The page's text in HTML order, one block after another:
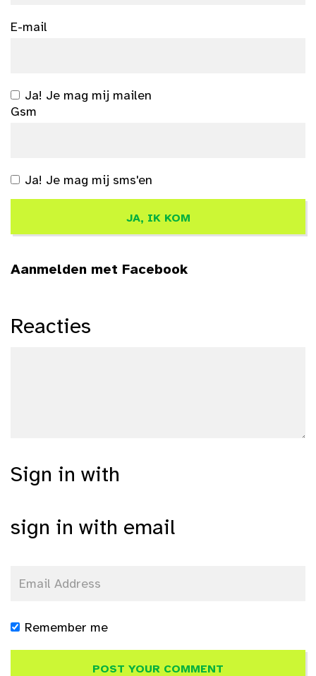
E-mail
Ja! Je mag mij mailen
Gsm
Ja! Je mag mij sms'en
Aanmelden met Facebook
Reacties
Sign in with
sign in with email
Remember me